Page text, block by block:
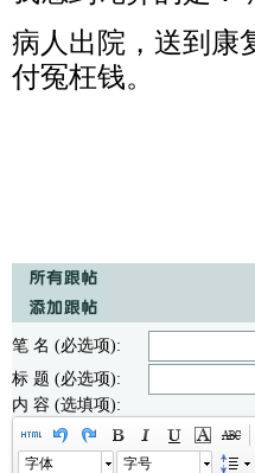
病人出院，送到康
付冤枉钱。
笔 名 (必选项):
标 题 (必选项):
内 容 (选填项):
字体 字号